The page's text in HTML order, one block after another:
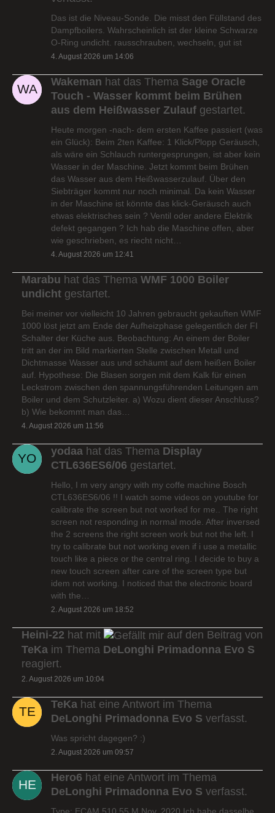
Das ist die Niveau-Sonde. Die misst den Füllstand des
Dampfboilers. Wahrscheinlich ist der kleine Schwarze
O-Ring undicht. rausschrauben, wechseln, gut ist
4. August 2026 um 14:06
Wakeman hat das Thema Sage Oracle
Touch - Wasser kommt beim Brühen
aus dem Heißwasser Zulauf gestartet.
Heute morgen -nach- dem ersten Kaffee passiert (was
ein Glück): Beim 2ten Kaffee: 1 Klick/Plopp Geräusch,
als wäre ein Schlauch runtergesprungen, ist aber kein
Wasser in der Maschine. Jetzt kommt beim Brühen
das Wasser aus dem Heißwasserzulauf. Über den
Siebträger kommt nur noch minimal. Da kein Wasser
in der Maschine ist könnte das klick-Geräusch auch
etwas elektrisches sein ? Ventil oder andere Elektrik
defekt gegangen ? Ich hab die Maschine offen, aber
wie geschrieben, es riecht nicht…
4. August 2026 um 12:41
Marabu hat das Thema WMF 1000 Boiler
undicht gestartet.
Bei meiner vor vielleicht 10 Jahren gebraucht gekauften WMF
1000 löst jetzt am Ende der Aufheizphase gelegentlich der FI
Schalter der Küche aus. Beobachtung: An einem der Boiler
tritt an der im Bild markierten Stelle zwischen Metall und
Dichtmasse Wasser aus und schäumt auf dem heißen Boiler
auf. Hypothese: Die Blasen sorgen mit dem Kalk für einen
Leckstrom zwischen den spannungsführenden Leitungen am
Boiler und dem Schutzleiter. a) Wozu dient dieser Anschluss?
b) Wie bekommt man das…
4. August 2026 um 11:56
yodaa hat das Thema Display
CTL636ES6/06 gestartet.
Hello, I m very angry with my coffe machine Bosch
CTL636ES6/06 !! I watch some videos on youtube for
calibrate the screen but not worked for me.. The right
screen not responding in normal mode. After inversed
the 2 screens the right screen work but not the left. I
try to calibrate but not working even if i use a metallic
touch like a piece or the central ring. I decide to buy a
new touch screen after care of the screen type but
idem not working. I noticed that the electronic board
with the…
2. August 2026 um 18:52
Heini-22 hat mit
auf den Beitrag von
TeKa im Thema DeLonghi Primadonna Evo S
reagiert.
2. August 2026 um 10:04
TeKa hat eine Antwort im Thema
DeLonghi Primadonna Evo S verfasst.
Was spricht dagegen? :)
2. August 2026 um 09:57
Hero6 hat eine Antwort im Thema
DeLonghi Primadonna Evo S verfasst.
Type: ECAM 510.55.M Nov. 2020 Ich habe dasselbe